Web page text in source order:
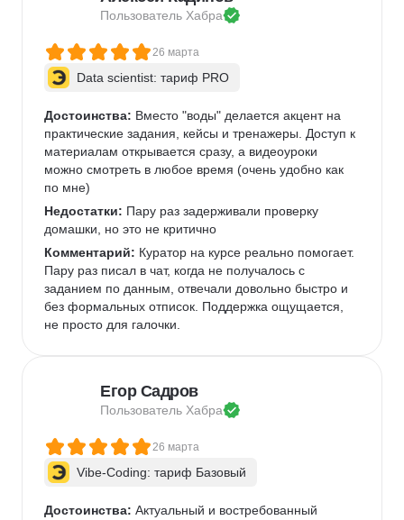
Пользователь Хабра
26 марта
Data scientist: тариф PRO
Достоинства: Вместо "воды" делается акцент на
практические задания, кейсы и тренажеры. Доступ к
материалам открывается сразу, а видеоуроки
можно смотреть в любое время (очень удобно как
по мне)
Недостатки: Пару раз задерживали проверку
домашки, но это не критично
Комментарий: Куратор на курсе реально помогает.
Пару раз писал в чат, когда не получалось с
заданием по данным, отвечали довольно быстро и
без формальных отписок. Поддержка ощущается,
не просто для галочки.
Егор Садров
Пользователь Хабра
26 марта
Vibe-Coding: тариф Базовый
Достоинства: Актуальный и востребованный